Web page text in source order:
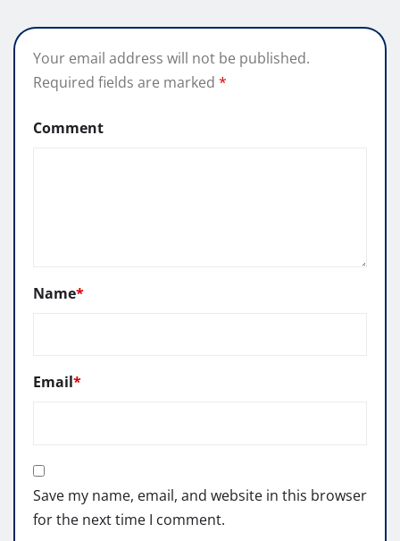
Your email address will not be published.
Required fields are marked *
Comment
Name*
Email*
Save my name, email, and website in this browser
for the next time I comment.